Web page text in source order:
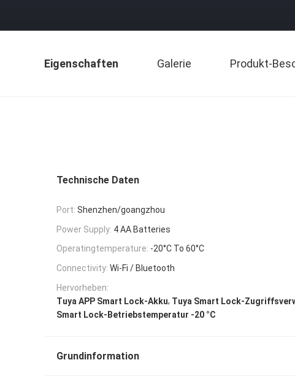
Eigenschaften Galerie Produkt-
Technische Daten
Port: Shenzhen/goangzhou
Power Supply: 4 AA Batteries
Operatingtemperature: -20°C To 60°C
Connectivity: Wi-Fi / Bluetooth
Hervorheben:
Tuya APP Smart Lock-Akku, Tuya Smart Lock-
Smart Lock-Betriebstemperatur -20 °C
Grundinformation